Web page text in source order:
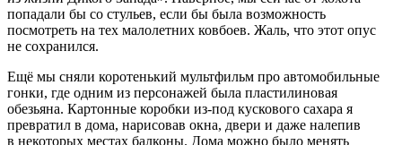
попадали бы со стульев, если бы была возможность
посмотреть на тех малолетних ковбоев. Жаль, что этот опус
не сохранился.
Ещё мы сняли коротенький мультфильм про автомобильные
гонки, где одним из персонажей была пластилиновая
обезьяна. Картонные коробки из-под кускового сахара я
превратил в дома, нарисовав окна, двери и даже налепив
в некоторых местах балконы. Дома можно было менять